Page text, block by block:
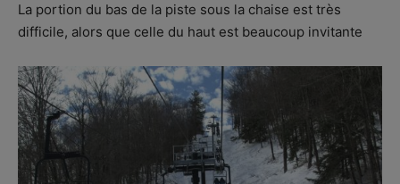
La portion du bas de la piste sous la chaise est très
difficile, alors que celle du haut est beaucoup invitante